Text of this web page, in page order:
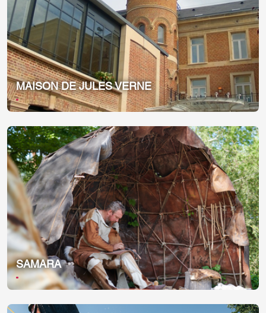
MAISON DE JULES VERNE
SAMARA